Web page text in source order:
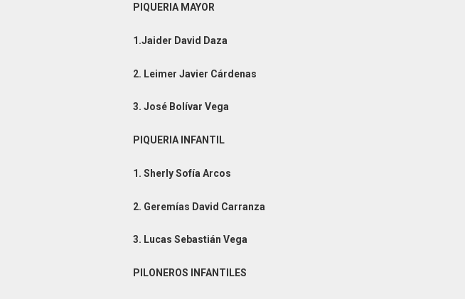
PIQUERIA MAYOR
1.Jaider David Daza
2. Leimer Javier Cárdenas
3. José Bolívar Vega
PIQUERIA INFANTIL
1. Sherly Sofía Arcos
2. Geremías David Carranza
3. Lucas Sebastián Vega
PILONEROS INFANTILES